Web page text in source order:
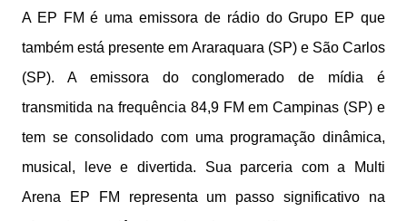
A EP FM é uma emissora de rádio do Grupo EP que
também está presente em Araraquara (SP) e São Carlos
(SP). A emissora do conglomerado de mídia é
transmitida na frequência 84,9 FM em Campinas (SP) e
tem se consolidado com uma programação dinâmica,
musical, leve e divertida. Sua parceria com a Multi
Arena EP FM representa um passo significativo na